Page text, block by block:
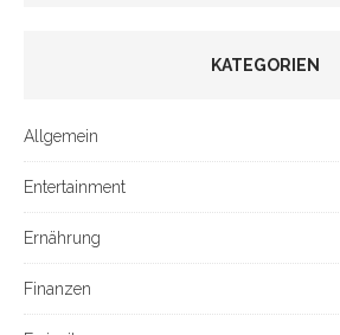
KATEGORIEN
Allgemein
Entertainment
Ernährung
Finanzen